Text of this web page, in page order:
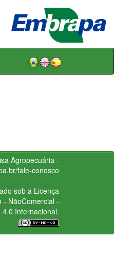
Agropecuária -
fale-conosco
sob a Licença
NãoComercial -
Internacional.